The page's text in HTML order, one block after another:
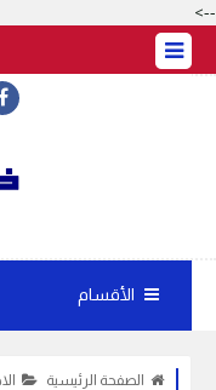
-->
الأقسام
الصفحة الرئيسية